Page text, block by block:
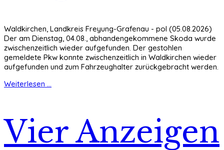
Waldkirchen, Landkreis Freyung-Grafenau - pol (05.08.2026)
Der am Dienstag, 04.08., abhandengekommene Skoda wurde
zwischenzeitlich wieder aufgefunden. Der gestohlen
gemeldete Pkw konnte zwischenzeitlich in Waldkirchen wieder
aufgefunden und zum Fahrzeughalter zurückgebracht werden.
Weiterlesen ...
Vier Anzeigen